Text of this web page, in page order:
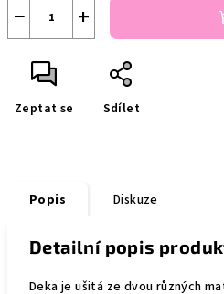
+
−
Zeptat se Sdílet
Popis Diskuze
Detailní popis
Deka je ušitá ze dvou různých